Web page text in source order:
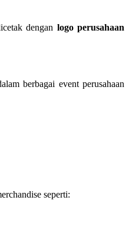
dengan logo perusahaan
berbagai event perusahaan
seperti: